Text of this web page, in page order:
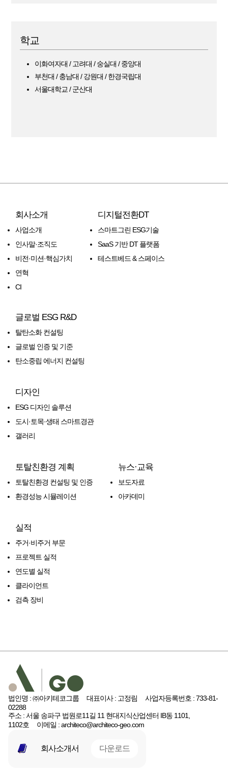
학교
이화여자대 / 고려대 / 숭실대 / 중앙대
부천대 / 충남대 / 강원대 / 한경국립대
서울대학교 / 군산대
회사소개
사업소개
인사말·조직도
비전·미션·핵심가치
연혁
CI
디지털전환DT
스마트그린 ESG기술
SaaS 기반 DT 플랫폼
테스트베드 & 스페이스
글로벌 ESG R&D
탈탄소화 컨설팅
글로벌 인증 및 기준
탄소중립 에너지 컨설팅
디자인
ESG 디자인 솔루션
도시·토목·생태 스마트경관
갤러리
토탈친환경 계획
토탈친환경 컨설팅 및 인증
환경성능 시뮬레이션
뉴스·교육
보도자료
아카데미
실적
주거·비주거 부문
프로젝트 실적
연도별 실적
클라이언트
검측 장비
법인명 : ㈜아키테코그룹 대표이사 : 고정림
사업자등록번호 : 733-81-
02288
주소 : 서울 송파구 법원로11길 11 현대지식산업센터 IB동 1101,
1102호
이메일 : architeco@architeco-geo.com
회사소개서 다운로드